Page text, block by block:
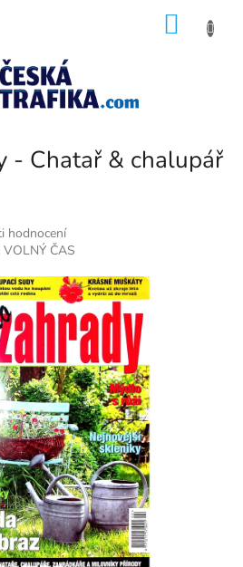
- Chatař & chalupář
hodnocení
VOLNÝ ČAS